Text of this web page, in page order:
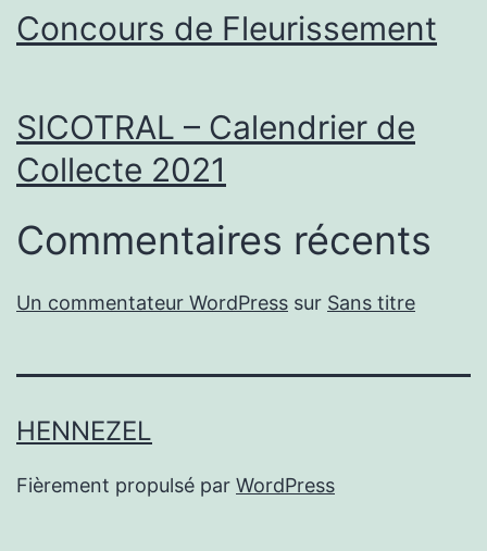
Concours de Fleurissement
SICOTRAL – Calendrier de
Collecte 2021
Commentaires récents
Un commentateur WordPress sur Sans titre
HENNEZEL
Fièrement propulsé par WordPress